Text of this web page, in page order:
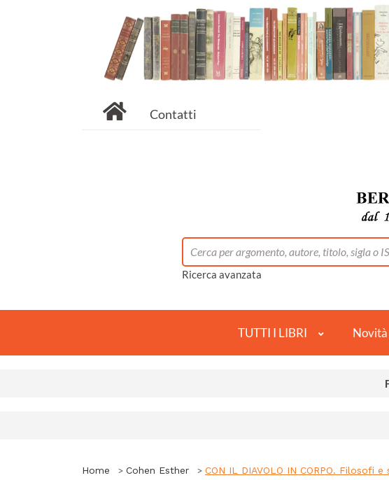
Contatti
Ricerca avanzata
TUTTI I LIBRI Novità
Home Cohen Esther CON IL DIAVOLO IN CORPO. Filosofi